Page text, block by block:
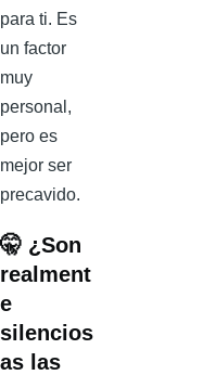
para ti. Es
un factor
muy
personal,
pero es
mejor ser
precavido.
🤫 ¿Son
realment
e
silencios
as las